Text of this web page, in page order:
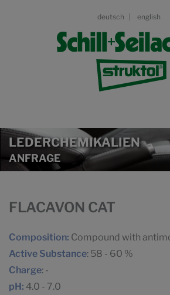
deutsch english
LEDERCHEMIKALIEN
ANFRAGE
FLACAVON CAT
Composition: Compound with
Active Substance: 58 - 60 %
Charge: -
pH: 4.0 - 7.0